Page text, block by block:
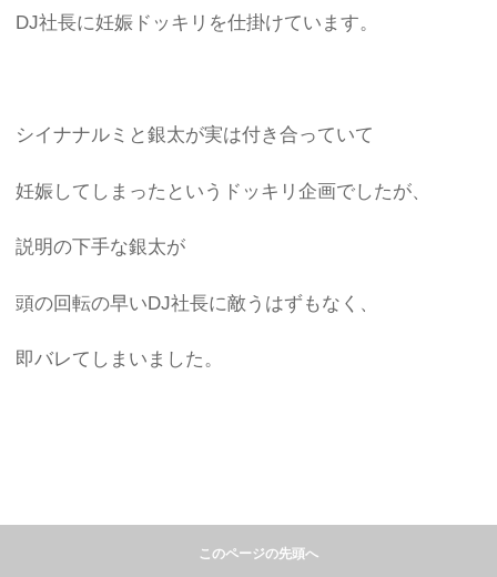
DJ社長に妊娠ドッキリを仕掛けています。
シイナナルミと銀太が実は付き合っていて
妊娠してしまったというドッキリ企画でしたが、
説明の下手な銀太が
頭の回転の早いDJ社長に敵うはずもなく、
即バレてしまいました。
このページの先頭へ